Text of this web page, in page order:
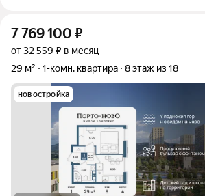
7 769 100 ₽
от 32 559 ₽ в месяц
29 м²
1-комн. квартира 8 этаж из 18
новостройка